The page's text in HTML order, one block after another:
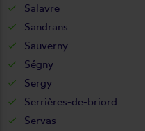
Salavre
Sandrans
Sauverny
Ségny
Sergy
Serrières-de-briord
Servas